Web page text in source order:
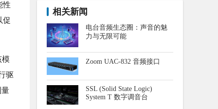
性
促
模
驱
量
相关新闻
电台音频生态圈：声音的魅
力与无限可能
Zoom UAC-832 音频接口
SSL (Solid State Logic)
System T 数字调音台